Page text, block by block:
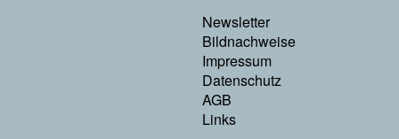
Footer
Menu
Rechts
Newsletter
Bildnachweise
Impressum
Datenschutz
AGB
Links